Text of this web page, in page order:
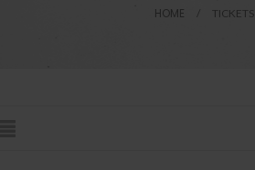
HOME TICKETS